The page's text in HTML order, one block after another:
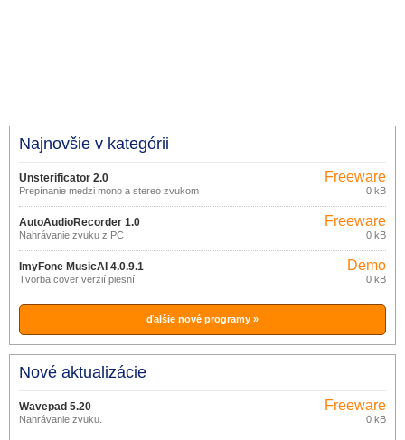
Najnovšie v kategórii
Unsterificator 2.0
Prepínanie medzi mono a stereo zvukom
Freeware
0 kB
AutoAudioRecorder 1.0
Nahrávanie zvuku z PC
Freeware
0 kB
ImyFone MusicAI 4.0.9.1
Tvorba cover verzií piesní
Demo
0 kB
ďalšie nové programy »
Nové aktualizácie
Wavepad 5.20
Nahrávanie zvuku.
Freeware
0 kB